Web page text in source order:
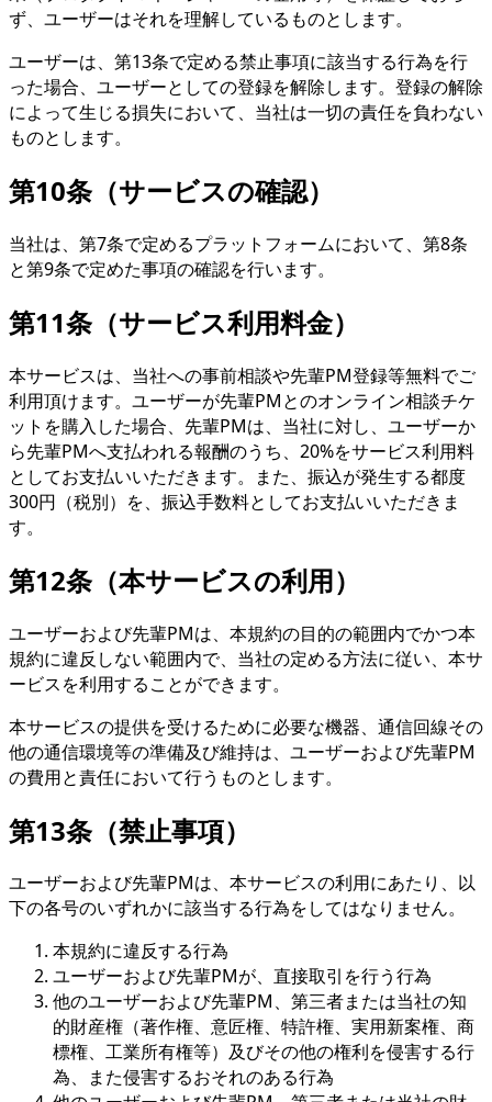
ず、ユーザーはそれを理解しているものとします。
ユーザーは、第13条で定める禁止事項に該当する行為を行
った場合、ユーザーとしての登録を解除します。登録の解除
によって生じる損失において、当社は一切の責任を負わない
ものとします。
第10条（サービスの確認）
当社は、第7条で定めるプラットフォームにおいて、第8条
と第9条で定めた事項の確認を行います。
第11条（サービス利用料金）
本サービスは、当社への事前相談や先輩PM登録等無料でご
利用頂けます。ユーザーが先輩PMとのオンライン相談チケ
ットを購入した場合、先輩PMは、当社に対し、ユーザーか
ら先輩PMへ支払われる報酬のうち、20%をサービス利用料
としてお支払いいただきます。また、振込が発生する都度
300円（税別）を、振込手数料としてお支払いいただきま
す。
第12条（本サービスの利用）
ユーザーおよび先輩PMは、本規約の目的の範囲内でかつ本
規約に違反しない範囲内で、当社の定める方法に従い、本サ
ービスを利用することができます。
本サービスの提供を受けるために必要な機器、通信回線その
他の通信環境等の準備及び維持は、ユーザーおよび先輩PM
の費用と責任において行うものとします。
第13条（禁止事項）
ユーザーおよび先輩PMは、本サービスの利用にあたり、以
下の各号のいずれかに該当する行為をしてはなりません。
本規約に違反する行為
ユーザーおよび先輩PMが、直接取引を行う行為
他のユーザーおよび先輩PM、第三者または当社の知
的財産権（著作権、意匠権、特許権、実用新案権、商
標権、工業所有権等）及びその他の権利を侵害する行
為、また侵害するおそれのある行為